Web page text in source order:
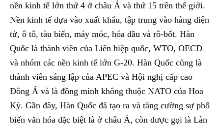
nền kinh tế lớn thứ 4 ở châu Á và thứ 15 trên thế giới.
Nền kinh tế dựa vào xuất khẩu, tập trung vào hàng điện
tử, ô tô, tàu biển, máy móc, hóa dầu và rô-bốt. Hàn
Quốc là thành viên của Liên hiệp quốc, WTO, OECD
và nhóm các nền kinh tế lớn G-20. Hàn Quốc cũng là
thành viên sáng lập của APEC và Hội nghị cấp cao
Đông Á và là đồng minh không thuộc NATO của Hoa
Kỳ. Gần đây, Hàn Quốc đã tạo ra và tăng cường sự phổ
biến văn hóa đặc biệt là ở châu Á, còn được gọi là Làn